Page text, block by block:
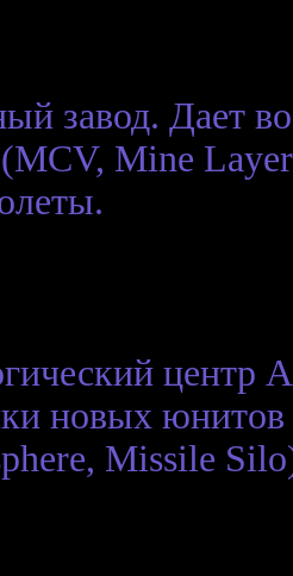
завод. Дает
Mine
центр
новых
Missile